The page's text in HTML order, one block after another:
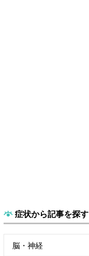
症状から記事を探す
脳・神経